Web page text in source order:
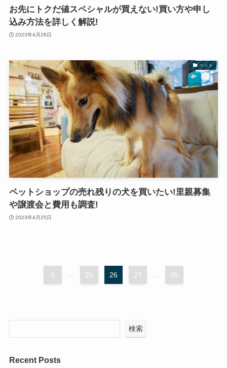
お先にトクだ値スペシャルが買えない!買い方や申し
込み方法を詳しく解説!
2023年4月28日
ペット
ペットショップの売れ残りの犬を買いたい!里親募集
や譲渡会と費用も調査!
2023年4月25日
1 ... 25 26 27 ... 35
検索
Recent Posts